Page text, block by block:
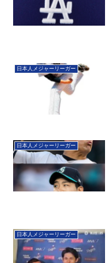
日本人メジャーリーガー
日本人メジャーリーガー
日本人メジャーリーガー